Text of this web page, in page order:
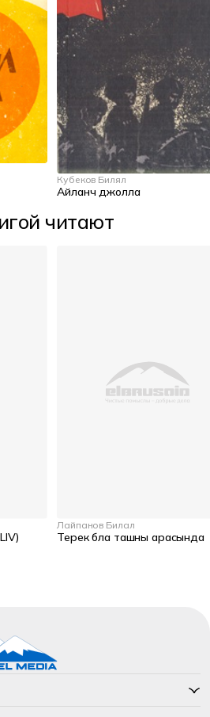
Кубеков Билял
Айланч джолла
читают
Лайпанов Билал
Терек бла ташны арасында